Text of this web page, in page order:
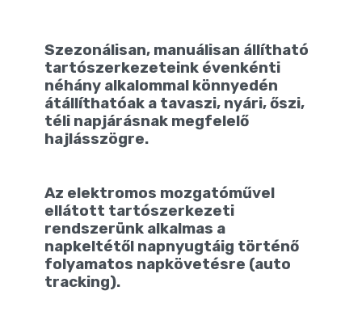
Szezonálisan, manuálisan állítható
tartószerkezeteink évenkénti
néhány alkalommal könnyedén
átállíthatóak a tavaszi, nyári, őszi,
téli napjárásnak megfelelő
hajlásszögre.
Az elektromos mozgatóművel
ellátott tartószerkezeti
rendszerünk alkalmas a
napkeltétől napnyugtáig történő
folyamatos napkövetésre (auto
tracking).